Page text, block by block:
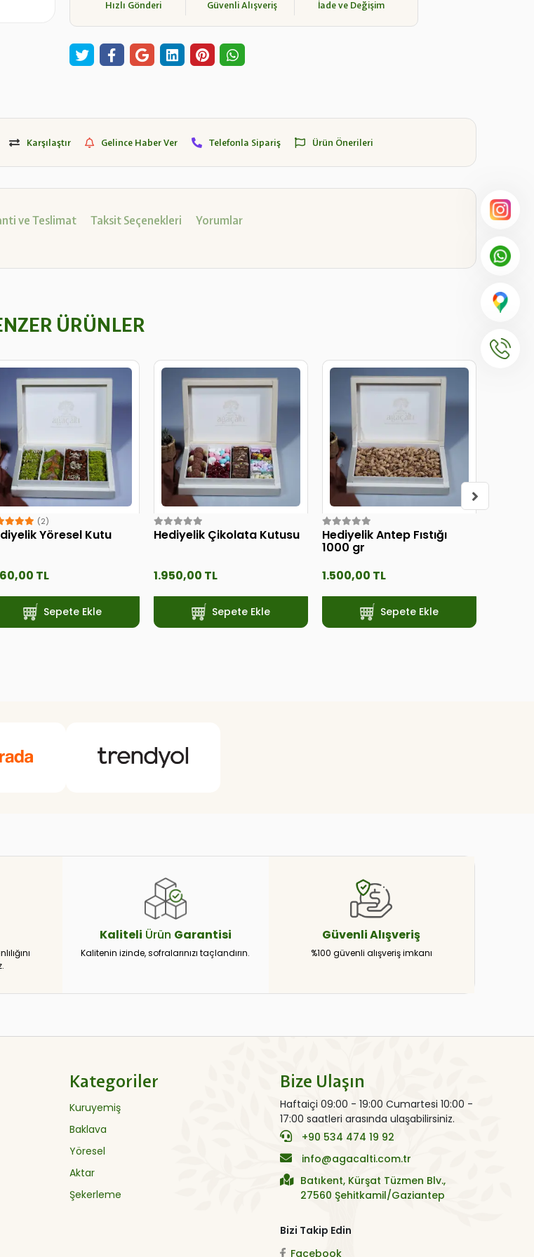
Hızlı Gönderi Güvenli Alışveriş İade ve Değişim
Karşılaştır Gelince Haber Ver Telefonla Sipariş Ürün Önerileri
ve Teslimat Taksit Seçenekleri Yorumlar
ÜRÜNLER
(2)
Yöresel Kutu
TL
Sepete Ekle
Hediyelik Çikolata Kutusu
1.950,00 TL
Sepete Ekle
Hediyelik Antep Fıstığı
1000 gr
1.500,00 TL
Sepete Ekle
Kaliteli Ürün Garantisi
Kalitenin izinde, sofralarınızı taçlandırın.
GüvenliAlışveriş
%100 güvenli alışveriş imkanı
Kategoriler
Kuruyemiş
Baklava
Yöresel
Aktar
Şekerleme
Bize Ulaşın
Haftaiçi 09:00 - 19:00 Cumartesi 10:00 -
17:00 saatleri arasında ulaşabilirsiniz.
+90 534 474 19 92
info@agacalti.com.tr
Batıkent, Kürşat Tüzmen Blv.,
27560 Şehitkamil/Gaziantep
Bizi Takip Edin
Facebook